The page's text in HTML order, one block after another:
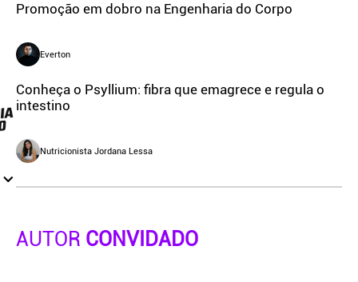
Promoção em dobro na Engenharia do Corpo
Everton
Conheça o Psyllium: fibra que emagrece e regula o
intestino
Nutricionista Jordana Lessa
AUTOR CONVIDADO